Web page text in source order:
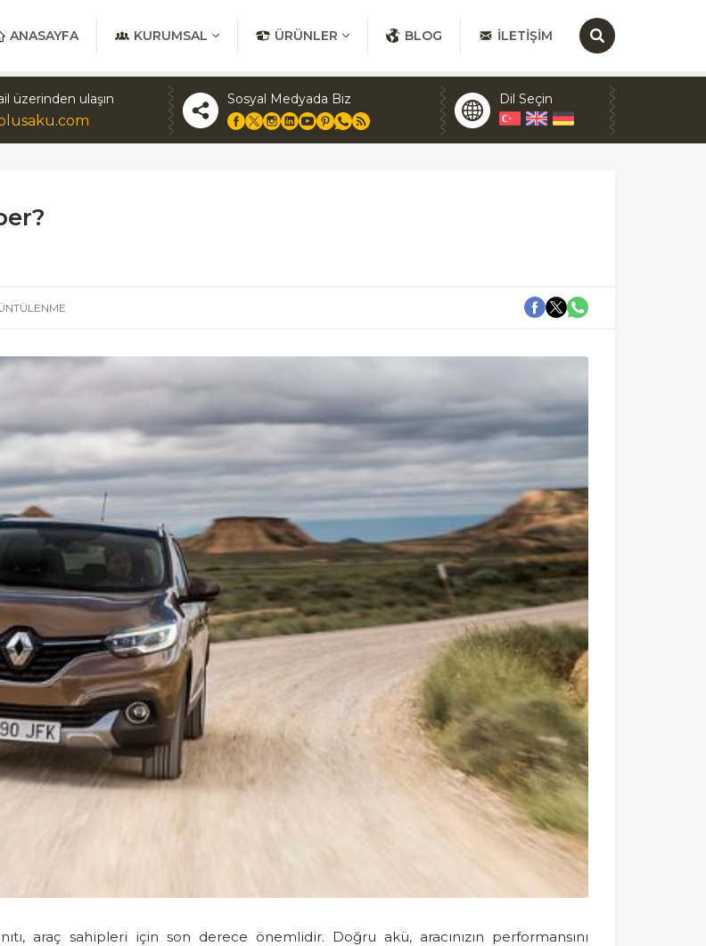
ANASAYFA KURUMSAL ÜRÜNLER BLOG İLETIŞIM
üzerinden ulaşın Sosyal Medyada Biz Dil Seçin
araç sahipleri için son derece önemlidir. Doğru akü, aracınızın performansını